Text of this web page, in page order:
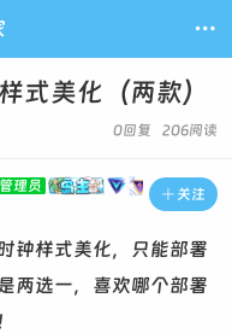

式美化（两款）
0回复 206阅读
 关注
管理员
钟样式美化，只能部署
两选一，喜欢哪个部署